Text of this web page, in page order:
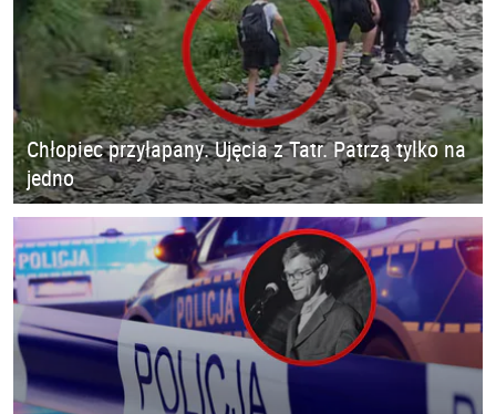
Chłopiec przyłapany. Ujęcia z Tatr. Patrzą tylko na
jedno